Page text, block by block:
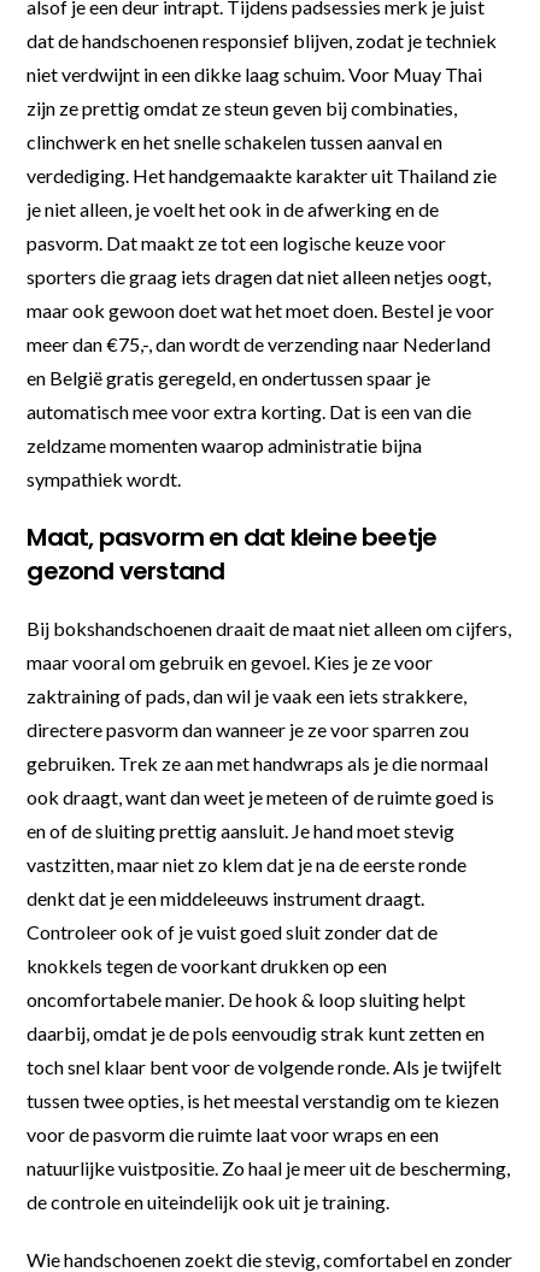
alsof je een deur intrapt. Tijdens padsessies merk je juist
dat de handschoenen responsief blijven, zodat je techniek
niet verdwijnt in een dikke laag schuim. Voor Muay Thai
zijn ze prettig omdat ze steun geven bij combinaties,
clinchwerk en het snelle schakelen tussen aanval en
verdediging. Het handgemaakte karakter uit Thailand zie
je niet alleen, je voelt het ook in de afwerking en de
pasvorm. Dat maakt ze tot een logische keuze voor
sporters die graag iets dragen dat niet alleen netjes oogt,
maar ook gewoon doet wat het moet doen. Bestel je voor
meer dan €75,-, dan wordt de verzending naar Nederland
en België gratis geregeld, en ondertussen spaar je
automatisch mee voor extra korting. Dat is een van die
zeldzame momenten waarop administratie bijna
sympathiek wordt.
Maat, pasvorm en dat kleine beetje
gezond verstand
Bij bokshandschoenen draait de maat niet alleen om cijfers,
maar vooral om gebruik en gevoel. Kies je ze voor
zaktraining of pads, dan wil je vaak een iets strakkere,
directere pasvorm dan wanneer je ze voor sparren zou
gebruiken. Trek ze aan met handwraps als je die normaal
ook draagt, want dan weet je meteen of de ruimte goed is
en of de sluiting prettig aansluit. Je hand moet stevig
vastzitten, maar niet zo klem dat je na de eerste ronde
denkt dat je een middeleeuws instrument draagt.
Controleer ook of je vuist goed sluit zonder dat de
knokkels tegen de voorkant drukken op een
oncomfortabele manier. De hook & loop sluiting helpt
daarbij, omdat je de pols eenvoudig strak kunt zetten en
toch snel klaar bent voor de volgende ronde. Als je twijfelt
tussen twee opties, is het meestal verstandig om te kiezen
voor de pasvorm die ruimte laat voor wraps en een
natuurlijke vuistpositie. Zo haal je meer uit de bescherming,
de controle en uiteindelijk ook uit je training.
Wie handschoenen zoekt die stevig, comfortabel en zonder